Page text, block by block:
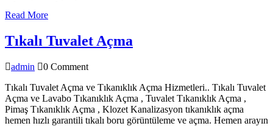
Read MoreRead
Tıkalı Tuvalet Açma
admin admin
0 Comment
Tıkalı Tuvalet Açma ve Tıkanıklık Açma Hizmetleri.. Tıkalı Tuvalet
Açma ve Lavabo Tıkanıklık Açma , Tuvalet Tıkanıklık Açma ,
Pimaş Tıkanıklık Açma , Klozet Kanalizasyon tıkanıklık açma
hemen hızlı garantili tıkalı boru görüntüleme ve açma. Hemen arayın